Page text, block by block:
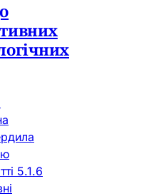
5.1.6